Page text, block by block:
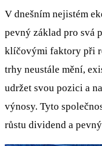
V dnešním nejistém
pevný základ pro svá
klíčovými faktory při
trhy neustále mění,
udržet svou pozici a
výnosy. Tyto
růstu dividend a